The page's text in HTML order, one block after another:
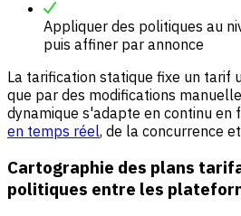
Appliquer des politiques au
puis affiner par annonce
La tarification statique fixe un tarif
que par des modifications
dynamique s'adapte en continu en
en temps réel, de la concurrence
Cartographie des plans
politiques entre les